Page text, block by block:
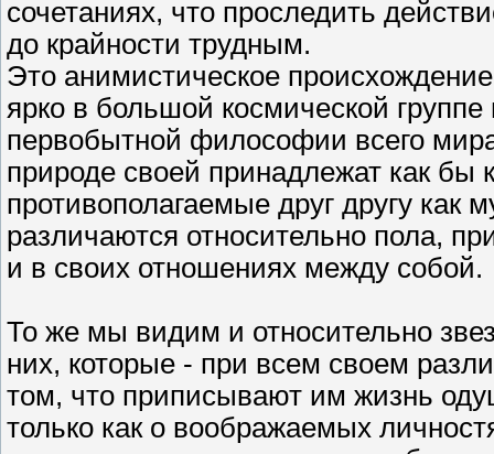
сочетаниях, что проследить
до крайности трудным.
Это анимистическое
ярко в большой космической
первобытной философии всего
природе своей принадлежат как
противополагаемые друг другу
различаются относительно пола,
и в своих отношениях между собой.
То же мы видим и относительно
них, которые - при всем своем
том, что приписывают им жизнь
только как о воображаемых